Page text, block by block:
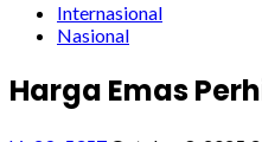
Internasional
Nasional
Harga Emas